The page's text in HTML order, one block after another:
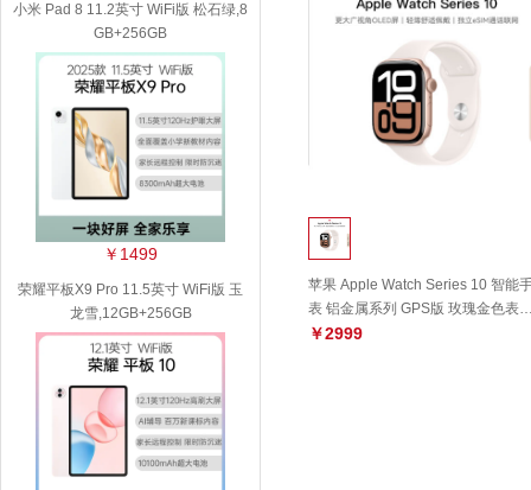
小米 Pad 8 11.2英寸 WiFi版 松石绿,8
GB+256GB
￥1499
荣耀平板X9 Pro 11.5英寸 WiFi版 玉
龙雪,12GB+256GB
苹果 Apple Watch Series 10 智能
表 铝金属系列 GPS版 玫瑰金色表
+淡桃粉色运动型表带S/M 42毫米
￥2999